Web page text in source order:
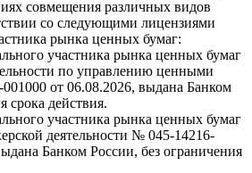
совмещения различных видов
со следующими лицензиями
рынка ценных бумаг:
участника рынка ценных бумаг
по управлению ценными
от 06.08.2026, выдана Банком
срока действия.
участника рынка ценных бумаг
деятельности № 045-14216-
Банком России, без ограничения